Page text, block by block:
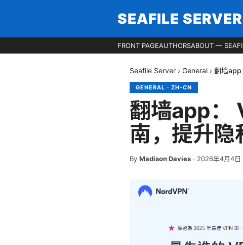
SEAFILE SERVER
FRONT PAGEAUTHORSABOUT —
Seafile Server › General › 翻墙app
GENERAL · ZH-CN
翻墙app：
南，提升隐
By Madison Davies · 2026年4月4日